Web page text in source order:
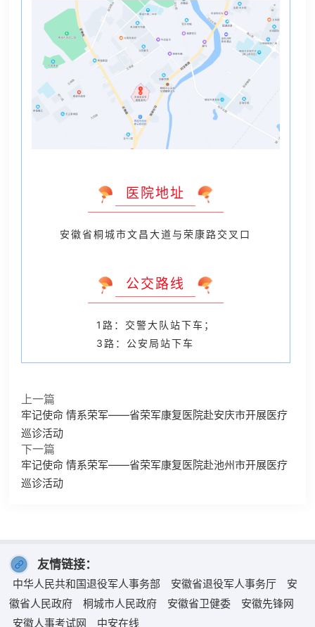
医院地址
安徽省桐城市文昌大道与荣康路交叉口
公交路线
1路：交警大队站下车；
3路：公安局站下车
上一篇
牢记使命 情系荣军——省荣军康复医院赴安庆市开展医疗
巡诊活动
下一篇
牢记使命 情系荣军——省荣军康复医院赴池州市开展医疗
巡诊活动
友情链接：
中华人民共和国退役军人事务部 安徽省退役军人事务厅
安
徽省人民政府
桐城市人民政府 安徽省卫健委
安徽先锋网
安徽人事考试网
中安在线